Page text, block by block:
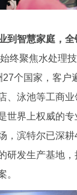
到智慧家庭，
终聚焦水处理
个国家，客户
、泳池等工商
世界上权威的专
，滨特尔已深
研发生产基地
。